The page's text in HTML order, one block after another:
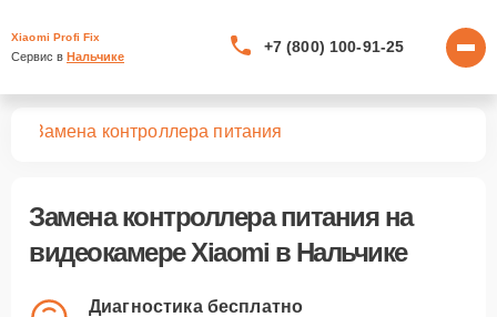
Xiaomi Profi Fix
Сервис в Нальчике
+7 (800) 100-91-25
Замена контроллера питания
Замена контроллера питанияна
видеокамере Xiaomi в Нальчике
Диагностика бесплатно